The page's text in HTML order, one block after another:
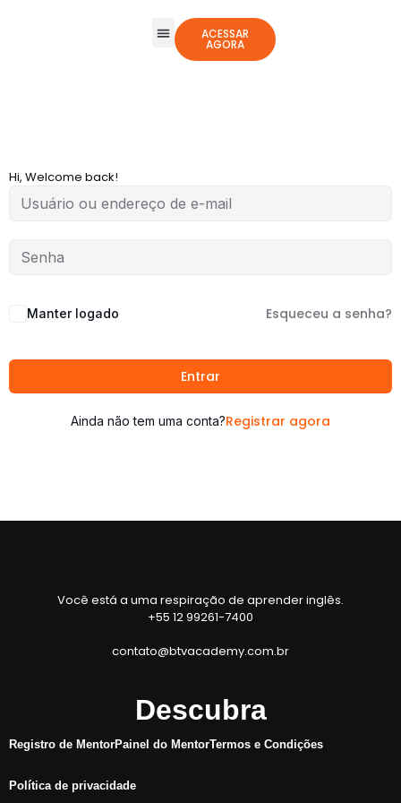
ACESSAR
AGORA
Hi, Welcome back!
Manter logado Esqueceu a senha?
Entrar
Ainda não tem uma conta?Registrar agora
Você está a uma respiração de aprender inglês.
+55 12 99261-7400
contato@btvacademy.com.br
Descubra
Registro de MentorPainel do MentorTermos e Condições
Política de privacidade